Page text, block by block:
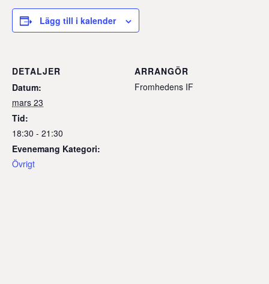
Lägg till i kalender
DETALJER
Datum:
mars 23
Tid:
18:30 - 21:30
Evenemang Kategori:
Övrigt
ARRANGÖR
Fromhedens IF